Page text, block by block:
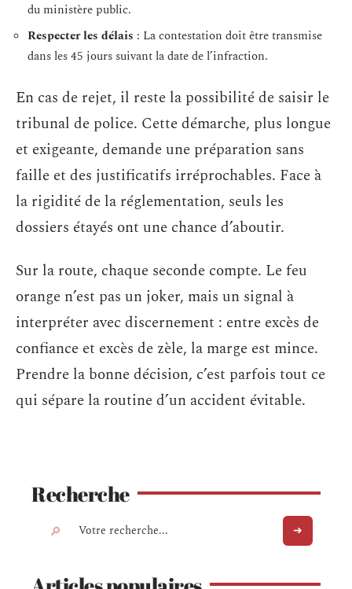
du ministère public.
Respecter les délais : La contestation doit être transmise
dans les 45 jours suivant la date de l’infraction.
En cas de rejet, il reste la possibilité de saisir le
tribunal de police. Cette démarche, plus longue
et exigeante, demande une préparation sans
faille et des justificatifs irréprochables. Face à
la rigidité de la réglementation, seuls les
dossiers étayés ont une chance d’aboutir.
Sur la route, chaque seconde compte. Le feu
orange n’est pas un joker, mais un signal à
interpréter avec discernement : entre excès de
confiance et excès de zèle, la marge est mince.
Prendre la bonne décision, c’est parfois tout ce
qui sépare la routine d’un accident évitable.
Recherche